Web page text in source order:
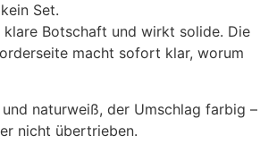
Set.
Botschaft und wirkt solide. Die
macht sofort klar, worum
naturweiß, der Umschlag farbig –
nicht übertrieben.